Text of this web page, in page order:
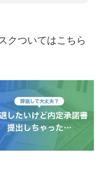
クついてはこちら